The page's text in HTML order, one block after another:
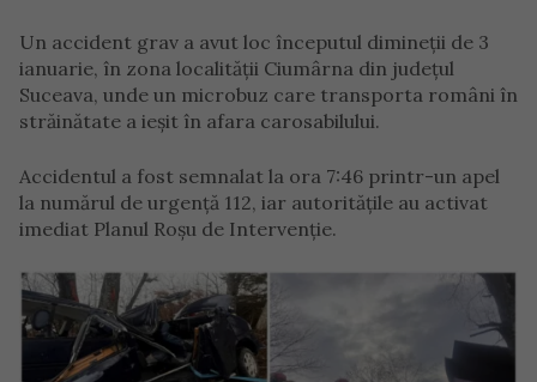
Un accident grav a avut loc începutul dimineţii de 3
ianuarie, în zona localității Ciumârna din judeţul
Suceava, unde un microbuz care transporta români în
străinătate a ieşit în afara carosabilului.
Accidentul a fost semnalat la ora 7:46 printr-un apel
la numărul de urgenţă 112, iar autorităţile au activat
imediat Planul Roşu de Intervenţie.